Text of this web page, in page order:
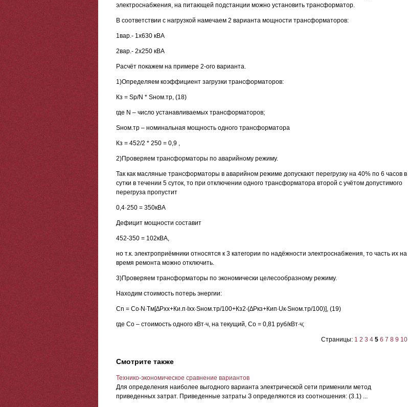
электроснабжения, на питающей подстанции можно установить трансформатор.
В соответствии с нагрузкой намечаем 2 варианта мощности трансформаторов:
1вар.- 1х630 кВА
2вар.- 2х250 кВА
Расчёт покажем на примере 2-ого варианта.
1)Определяем коэффициент загрузки трансформаторов:
Кз = Sр/N * Sном.тр, (18)
где N – число устанавливаемых трансформаторов;
Sном.тр – номинальная мощность одного трансформатора
Кз = 452/2 * 250 = 0,9 ,
2)Проверяем трансформаторы по аварийному режиму.
Так как масляные трансформаторы в аварийном режиме допускают перегрузку на 40% по 6 часов в
сутки в течении 5 суток, то при отключении одного трансформатора второй с учётом допустимого
перегруза пропустит
0,4·250 = 350кВА
Дефицит мощности составит
452-350 = 102кВА,
но т.к. электроприёмники относятся к 3 категории по надёжности электроснабжения, то часть их на
время ремонта можно отключить.
3)Проверяем трансформаторы по экономически целесообразному режиму.
Находим стоимость потерь энергии:
Сn = Со∙N∙Tм[∆Рхх+Ки.п∙Iхх∙Sном.тр/100+Кз2∙(∆Ркз+Кип∙Uк∙Sном.тр/100)], (19)
где Со – стоимость одного кВт·ч, на текущий, Со = 0,81 руб/кВт∙ч;
Страницы: 1 2 3 4 5 6 7 8 9 10
Смотрите также
Технико-экономическое сравнение вариантов
Для определения наиболее выгодного варианта электрической сети применили метод
приведенных затрат. Приведенные затраты З определяются из соотношения: (3.1) ...